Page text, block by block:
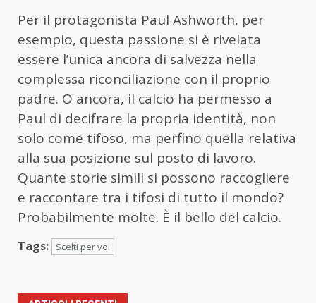
Per il protagonista Paul Ashworth, per
esempio, questa passione si è rivelata
essere l’unica ancora di salvezza nella
complessa riconciliazione con il proprio
padre. O ancora, il calcio ha permesso a
Paul di decifrare la propria identità, non
solo come tifoso, ma perfino quella relativa
alla sua posizione sul posto di lavoro.
Quante storie simili si possono raccogliere
e raccontare tra i tifosi di tutto il mondo?
Probabilmente molte. È il bello del calcio.
Tags: Scelti per voi